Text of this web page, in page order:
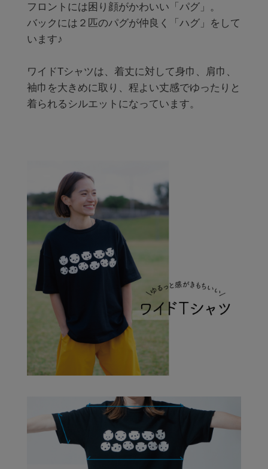
フロントには困り顔がかわいい「パグ」。
バックには２匹のパグが仲良く「ハグ」をして
います♪
ワイドTシャツは、着丈に対して身巾、肩巾、
袖巾を大きめに取り、程よい丈感でゆったりと
着られるシルエットになっています。